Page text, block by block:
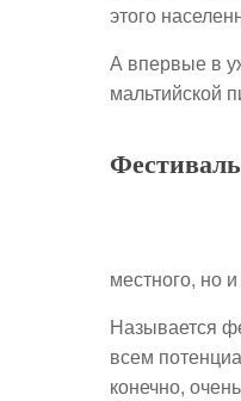
этого
А впервые в
мальтийской
местного, но
Называется
всем
конечно,